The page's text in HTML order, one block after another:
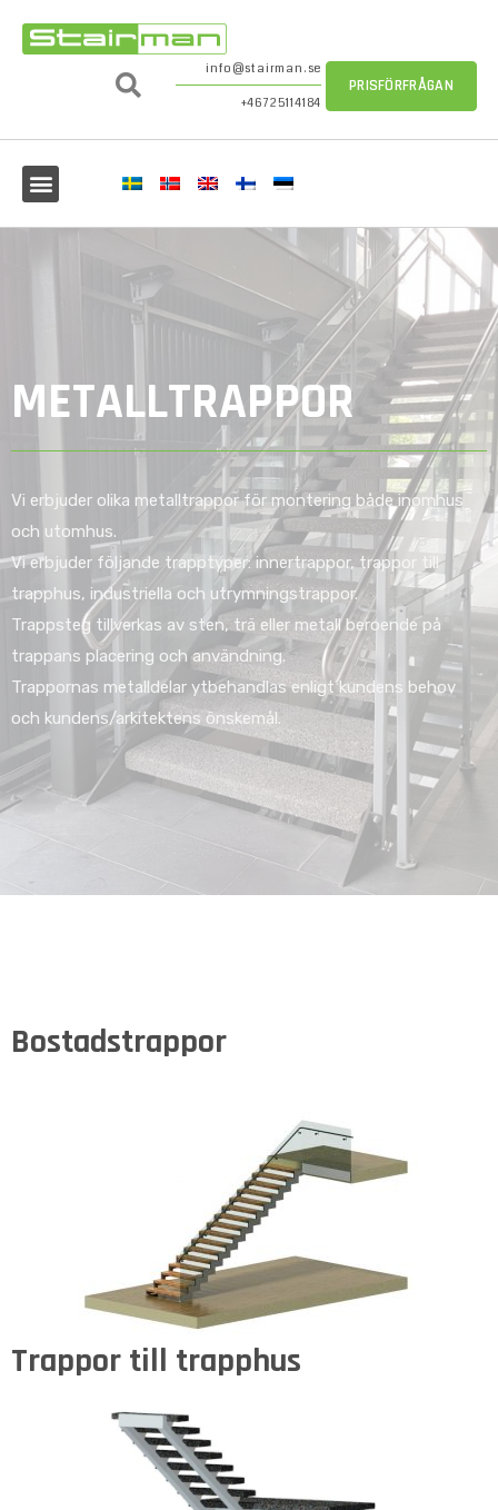
info@stairman.se
+46725114184
PRISFÖRFRÅGAN
METALLTRAPPOR
Vi erbjuder olika metalltrappor för montering både inomhus
och utomhus.
Vi erbjuder följande trapptyper: innertrappor, trappor till
trapphus, industriella och utrymningstrappor.
Trappsteg tillverkas av sten, trä eller metall beroende på
trappans placering och användning.
Trappornas metalldelar ytbehandlas enligt kundens behov
och kundens/arkitektens önskemål.
Bostadstrappor
Trappor till trapphus